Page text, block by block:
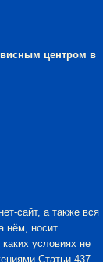
центром в
сайт, а также вся
нём, носит
условиях не
Статьи 437